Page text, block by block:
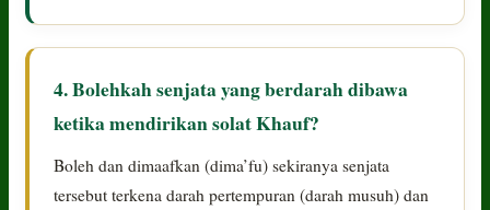
4. Bolehkah senjata yang berdarah dibawa
ketika mendirikan solat Khauf?
Boleh dan dimaafkan (dima’fu) sekiranya senjata
tersebut terkena darah pertempuran (darah musuh) dan